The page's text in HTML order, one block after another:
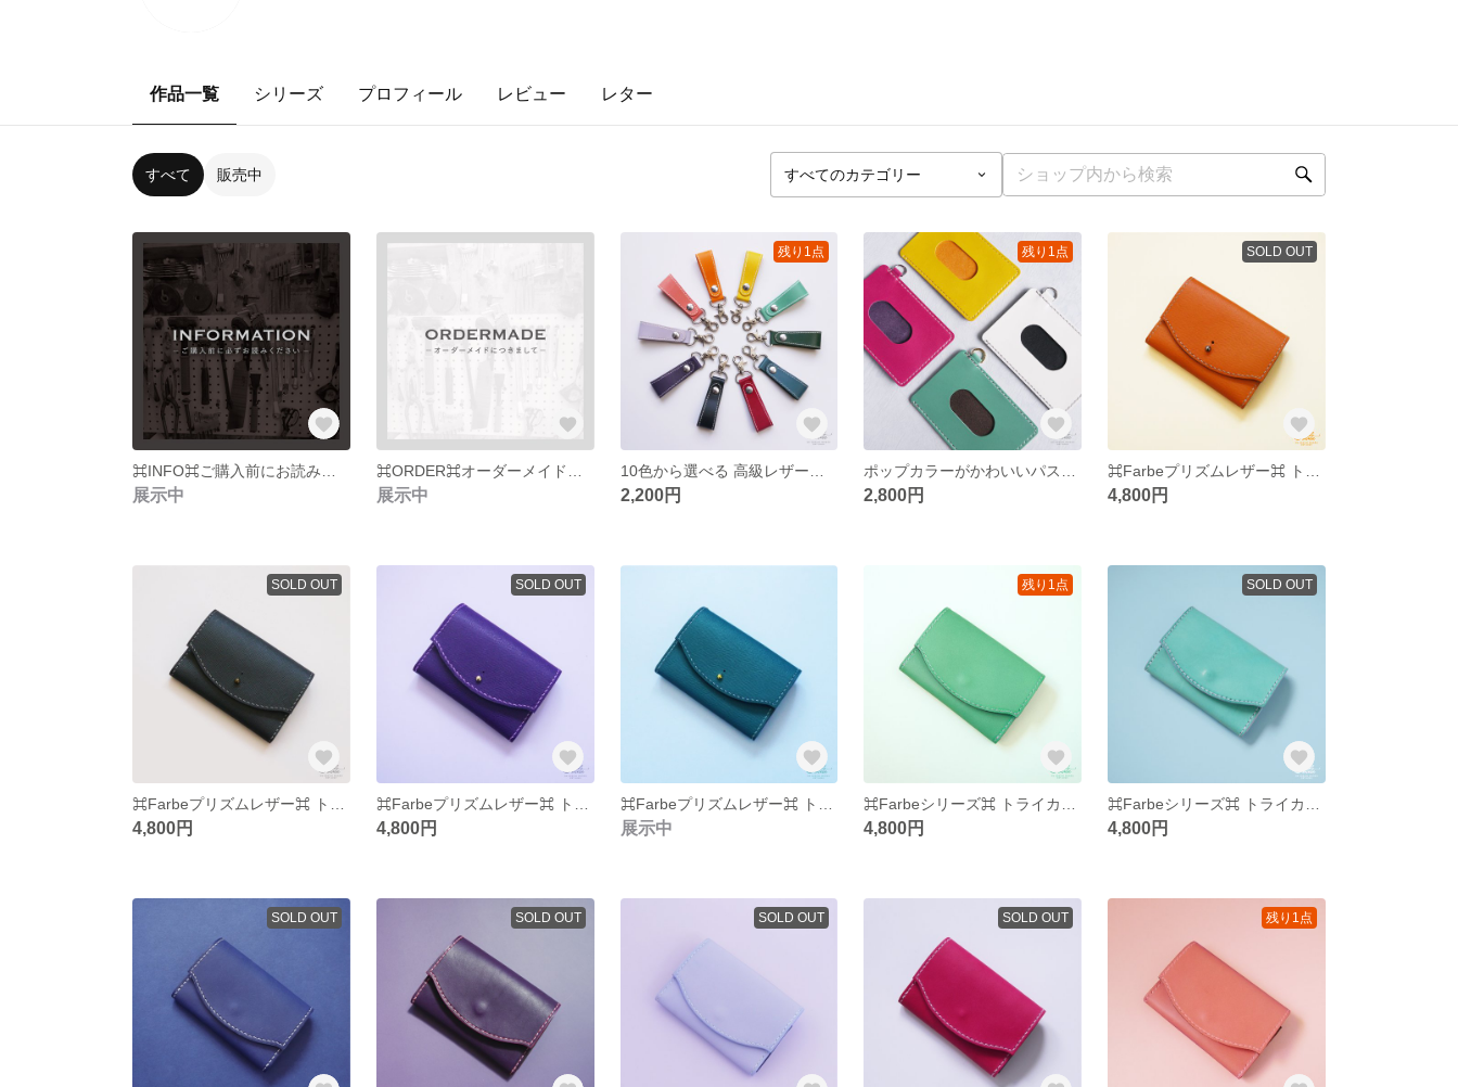
作品一覧 シリーズ プロフィール レビュー レター
すべて 販売中
展示中 展示中
残り1点
2,200円
残り1点
2,800円
SOLD OUT
4,800円
SOLD OUT
4,800円
SOLD OUT
4,800円 展示中
残り1点
4,800円
SOLD OUT
4,800円
SOLD OUT SOLD OUT SOLD OUT SOLD OUT 残り1点